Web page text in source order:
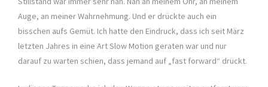
Auge, an meiner Wahrnehmung. Und er drückte auch ein
bisschen aufs Gemüt. Ich hatte den Eindruck, dass ich seit März
letzten Jahres in eine Art Slow Motion geraten war und nur
darauf zu warten schien, dass jemand auf „fast forward“ drückt.